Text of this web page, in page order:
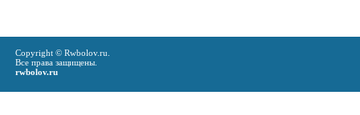
Copyright © Rwbolov.ru.
Все права защищены.
rwbolov.ru